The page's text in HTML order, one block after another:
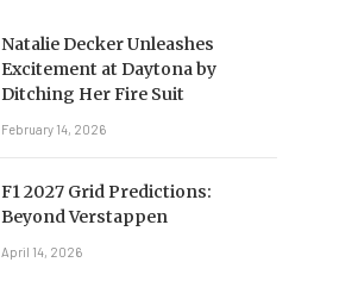
Natalie Decker Unleashes
Excitement at Daytona by
Ditching Her Fire Suit
February 14, 2026
F1 2027 Grid Predictions:
Beyond Verstappen
April 14, 2026